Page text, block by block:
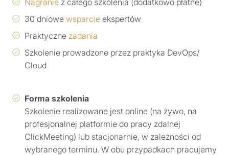
30 dniowe wsparcie ekspertów
Praktyczne zadania
Szkolenie prowadzone przez praktyka DevOps/
Cloud
Forma szkolenia
Szkolenie realizowane jest online (na żywo, na
profesjonalnej platformie do pracy zdalnej
ClickMeeting) lub stacjonarnie, w zależności od
wybranego terminu. W obu przypadkach pracujemy